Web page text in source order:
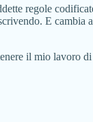
regole
E cambia
il mio lavoro